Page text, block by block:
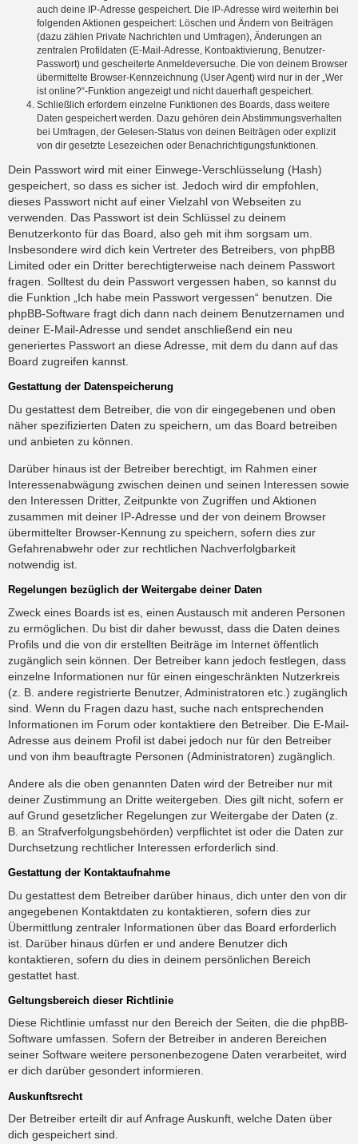
auch deine IP-Adresse gespeichert. Die IP-Adresse wird weiterhin bei
folgenden Aktionen gespeichert: Löschen und Ändern von Beiträgen
(dazu zählen Private Nachrichten und Umfragen), Änderungen an
zentralen Profildaten (E-Mail-Adresse, Kontoaktivierung, Benutzer-
Passwort) und gescheiterte Anmeldeversuche. Die von deinem Browser
übermittelte Browser-Kennzeichnung (User Agent) wird nur in der „Wer
ist online?“-Funktion angezeigt und nicht dauerhaft gespeichert.
Schließlich erfordern einzelne Funktionen des Boards, dass weitere
Daten gespeichert werden. Dazu gehören dein Abstimmungsverhalten
bei Umfragen, der Gelesen-Status von deinen Beiträgen oder explizit
von dir gesetzte Lesezeichen oder Benachrichtigungsfunktionen.
Dein Passwort wird mit einer Einwege-Verschlüsselung (Hash)
gespeichert, so dass es sicher ist. Jedoch wird dir empfohlen,
dieses Passwort nicht auf einer Vielzahl von Webseiten zu
verwenden. Das Passwort ist dein Schlüssel zu deinem
Benutzerkonto für das Board, also geh mit ihm sorgsam um.
Insbesondere wird dich kein Vertreter des Betreibers, von phpBB
Limited oder ein Dritter berechtigterweise nach deinem Passwort
fragen. Solltest du dein Passwort vergessen haben, so kannst du
die Funktion „Ich habe mein Passwort vergessen“ benutzen. Die
phpBB-Software fragt dich dann nach deinem Benutzernamen und
deiner E-Mail-Adresse und sendet anschließend ein neu
generiertes Passwort an diese Adresse, mit dem du dann auf das
Board zugreifen kannst.
Gestattung der Datenspeicherung
Du gestattest dem Betreiber, die von dir eingegebenen und oben
näher spezifizierten Daten zu speichern, um das Board betreiben
und anbieten zu können.
Darüber hinaus ist der Betreiber berechtigt, im Rahmen einer
Interessenabwägung zwischen deinen und seinen Interessen sowie
den Interessen Dritter, Zeitpunkte von Zugriffen und Aktionen
zusammen mit deiner IP-Adresse und der von deinem Browser
übermittelter Browser-Kennung zu speichern, sofern dies zur
Gefahrenabwehr oder zur rechtlichen Nachverfolgbarkeit
notwendig ist.
Regelungen bezüglich der Weitergabe deiner Daten
Zweck eines Boards ist es, einen Austausch mit anderen Personen
zu ermöglichen. Du bist dir daher bewusst, dass die Daten deines
Profils und die von dir erstellten Beiträge im Internet öffentlich
zugänglich sein können. Der Betreiber kann jedoch festlegen, dass
einzelne Informationen nur für einen eingeschränkten Nutzerkreis
(z. B. andere registrierte Benutzer, Administratoren etc.) zugänglich
sind. Wenn du Fragen dazu hast, suche nach entsprechenden
Informationen im Forum oder kontaktiere den Betreiber. Die E-Mail-
Adresse aus deinem Profil ist dabei jedoch nur für den Betreiber
und von ihm beauftragte Personen (Administratoren) zugänglich.
Andere als die oben genannten Daten wird der Betreiber nur mit
deiner Zustimmung an Dritte weitergeben. Dies gilt nicht, sofern er
auf Grund gesetzlicher Regelungen zur Weitergabe der Daten (z.
B. an Strafverfolgungsbehörden) verpflichtet ist oder die Daten zur
Durchsetzung rechtlicher Interessen erforderlich sind.
Gestattung der Kontaktaufnahme
Du gestattest dem Betreiber darüber hinaus, dich unter den von dir
angegebenen Kontaktdaten zu kontaktieren, sofern dies zur
Übermittlung zentraler Informationen über das Board erforderlich
ist. Darüber hinaus dürfen er und andere Benutzer dich
kontaktieren, sofern du dies in deinem persönlichen Bereich
gestattet hast.
Geltungsbereich dieser Richtlinie
Diese Richtlinie umfasst nur den Bereich der Seiten, die die phpBB-
Software umfassen. Sofern der Betreiber in anderen Bereichen
seiner Software weitere personenbezogene Daten verarbeitet, wird
er dich darüber gesondert informieren.
Auskunftsrecht
Der Betreiber erteilt dir auf Anfrage Auskunft, welche Daten über
dich gespeichert sind.